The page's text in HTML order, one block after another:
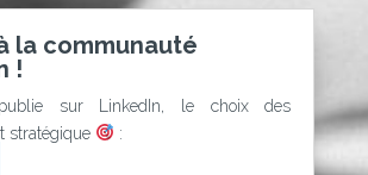
la communauté
!
publie sur LinkedIn, le choix des
stratégique
: